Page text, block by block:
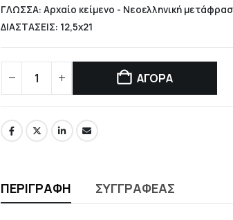
ΓΛΩΣΣΑ: Αρχαίο κείμενο - Νεοελληνική
ΔΙΑΣΤΑΣΕΙΣ: 12,5x21
ΑΓΟΡΑ
ΠΕΡΙΓΡΑΦΉ ΣΥΓΓΡΑΦΈΑΣ